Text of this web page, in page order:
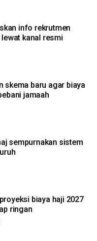
info rekrutmen
kanal resmi
skema baru agar biaya
jamaah
sempurnakan sistem
biaya haji 2027
ringan